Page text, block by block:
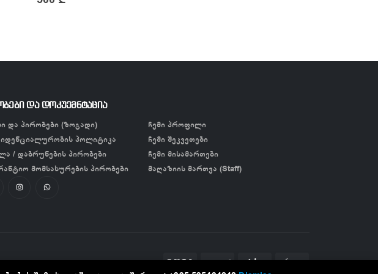
და დოკუემნტაცია
და პირობები (ზოგადი)
პოლიტიკა
/ დაბრუნების პირობები
მომსახურების პირობები
ჩემი პროფილი
ჩემი შეკვეთები
ჩემი მისამართები
მაღაზიის მართვა (Staff)